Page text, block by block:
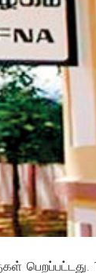
பெறப்பட்டது.